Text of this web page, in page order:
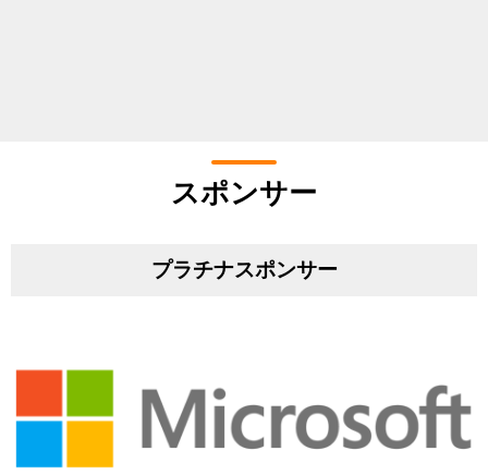
スポンサー
プラチナスポンサー